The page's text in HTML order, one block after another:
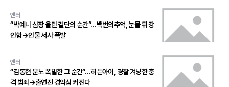
엔터
“박예니 심장 울린 결단의 순간”…백번의추억, 눈물 뒤 강
인함→인물 서사 폭발
엔터
“김동현 분노 폭발한 그 순간”…히든아이, 경찰 겨냥한 충
격 범죄→출연진 경악심 커진다